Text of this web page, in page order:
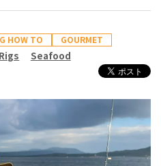
HOW TO GOURMET
Rigs Seafood